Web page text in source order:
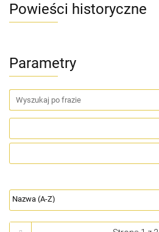
Powieści historyczne
Parametry